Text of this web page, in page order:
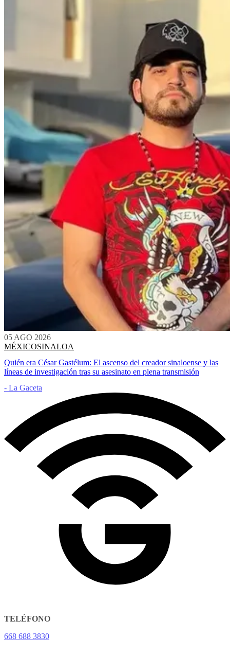
05 AGO 2026
MÉXICOSINALOA
Quién era César Gastélum: El ascenso del creador sinaloense y las
líneas de investigación tras su asesinato en plena transmisión
- La Gaceta
TELÉFONO
668 688 3830